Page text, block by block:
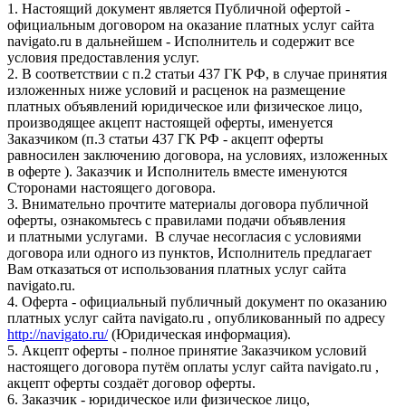
1. Настоящий документ является Публичной офертой -
официальным договором на оказание платных услуг сайта
navigato.ru в дальнейшем - Исполнитель и содержит все
условия предоставления услуг.
2. В соответствии с п.2 статьи 437 ГК РФ, в случае принятия
изложенных ниже условий и расценок на размещение
платных объявлений юридическое или физическое лицо,
производящее акцепт настоящей оферты, именуется
Заказчиком (п.3 статьи 437 ГК РФ - акцепт оферты
равносилен заключению договора, на условиях, изложенных
в оферте ). Заказчик и Исполнитель вместе именуются
Сторонами настоящего договора.
3. Внимательно прочтите материалы договора публичной
оферты, ознакомьтесь с правилами подачи объявления
и платными услугами. В случае несогласия с условиями
договора или одного из пунктов, Исполнитель предлагает
Вам отказаться от использования платных услуг сайта
navigato.ru.
4. Оферта - официальный публичный документ по оказанию
платных услуг сайта navigato.ru , опубликованный по адресу
http://navigato.ru/(Юридическая информация).
5. Акцепт оферты - полное принятие Заказчиком условий
настоящего договора путём оплаты услуг сайта navigato.ru ,
акцепт оферты создаёт договор оферты.
6. Заказчик - юридическое или физическое лицо,